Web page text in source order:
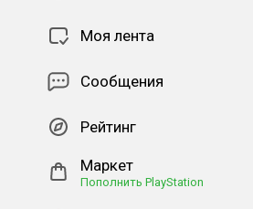
Моя лента
Сообщения
Рейтинг
Маркет
Пополнить PlayStation